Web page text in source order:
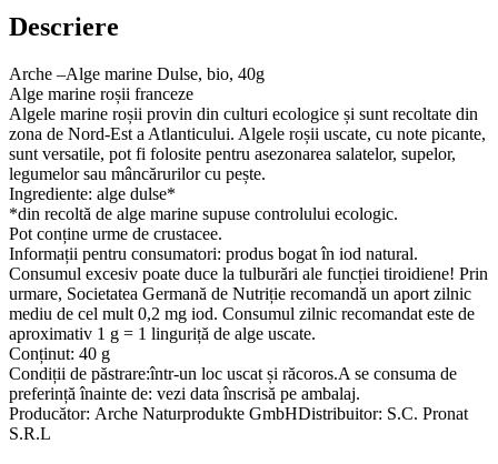
Descriere
Arche –Alge marine Dulse, bio, 40g
Alge marine roșii franceze
Algele marine roșii provin din culturi ecologice și sunt recoltate din
zona de Nord-Est a Atlanticului. Algele roșii uscate, cu note picante,
sunt versatile, pot fi folosite pentru asezonarea salatelor, supelor,
legumelor sau mâncărurilor cu pește.
Ingrediente: alge dulse*
*din recoltă de alge marine supuse controlului ecologic.
Pot conține urme de crustacee.
Informații pentru consumatori: produs bogat în iod natural.
Consumul excesiv poate duce la tulburări ale funcției tiroidiene! Prin
urmare, Societatea Germană de Nutriție recomandă un aport zilnic
mediu de cel mult 0,2 mg iod. Consumul zilnic recomandat este de
aproximativ 1 g = 1 linguriță de alge uscate.
Conținut: 40 g
Condiții de păstrare:într-un loc uscat și răcoros.A se consuma de
preferință înainte de: vezi data înscrisă pe ambalaj.
Producător: Arche Naturprodukte GmbHDistribuitor: S.C. Pronat
S.R.L